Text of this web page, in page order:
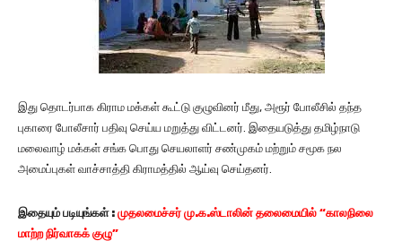
இது தொடர்பாக கிராம மக்கள் கூட்டு குழுவினர் மீது, அரூர் போலீசில் தந்த
புகாரை போலீசார் பதிவு செய்ய மறுத்து விட்டனர். இதையடுத்து தமிழ்நாடு
மலைவாழ் மக்கள் சங்க பொது செயலாளர் சண்முகம் மற்றும் சமூக நல
அமைப்புகள் வாச்சாத்தி கிராமத்தில் ஆய்வு செய்தனர்.
இதையும் படியுங்கள்: முதலமைச்சர் மு.க.ஸ்டாலின் தலைமையில் “காலநிலை
மாற்ற நிர்வாகக் குழு”